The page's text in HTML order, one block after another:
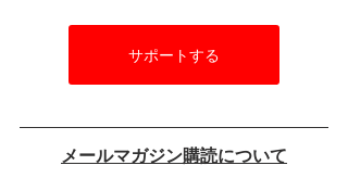
サポートする
メールマガジン購読について